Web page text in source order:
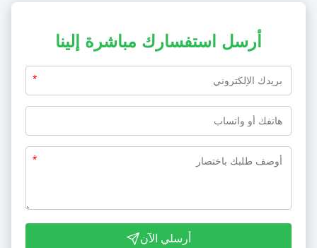
أرسل استفسارك مباشرة إلينا
*
*
أرسلي الآن